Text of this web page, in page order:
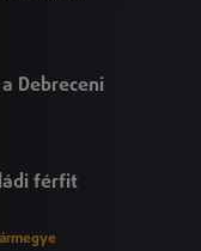
Debreceni
férfit